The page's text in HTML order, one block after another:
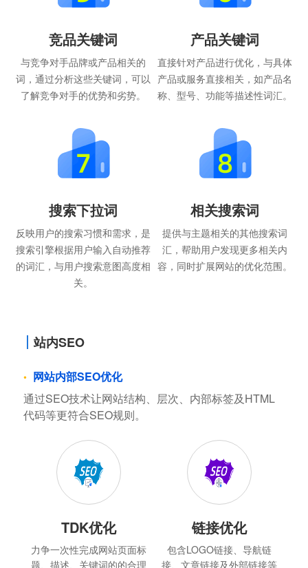
竞品关键词
与竞争对手品牌或产品相关的
词，通过分析这些关键词，可以
了解竞争对手的优势和劣势。
产品关键词
直接针对产品进行优化，与具体
产品或服务直接相关，如产品名
称、型号、功能等描述性词汇。
搜索下拉词
反映用户的搜索习惯和需求，是
搜索引擎根据用户输入自动推荐
的词汇，与用户搜索意图高度相
关。
相关搜索词
提供与主题相关的其他搜索词
汇，帮助用户发现更多相关内
容，同时扩展网站的优化范围。
站内SEO
网站内部SEO优化
通过SEO技术让网站结构、层次、内部标签及HTML
代码等更符合SEO规则。
TDK优化
力争一次性完成网站页面标
题、描述、关键词的的合理
链接优化
包含LOGO链接、导航链
接、文章链接及外部链接等